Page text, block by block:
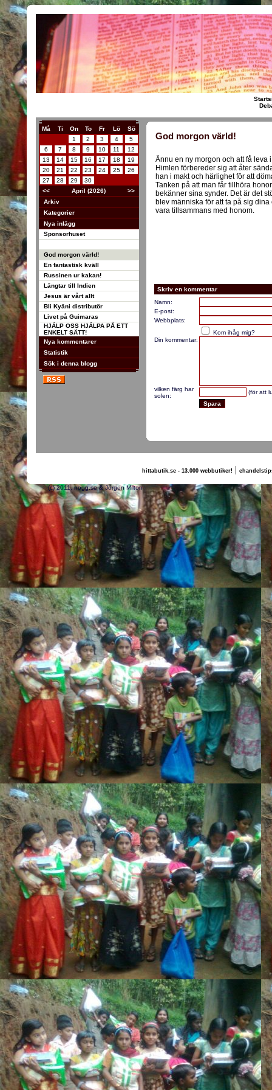
Må Ti On To Fr Lö
Sö
1
2 3 4
5
6
7 8 9 10 11
12
13
14 15 16 17 18
19
20
21 22 23 24 25
26
27
28 29
30
<<
April (2026)
>>
Arkiv
Kategorier
Nya inlägg
Sponsorhuset
God morgon värld!
En fantastisk kväll
Russinen ur kakan!
Längtar till Indien
Jesus är vårt allt
Bli Kyäni distributör
Livet på Guimaras
HJÄLP OSS HJÄLPA PÅ ETT
ENKELT SÄTT!
Nya kommentarer
Statistik
Sök i denna blogg
God morgon värld!
Ännu en ny morgon och att få leva
Himlen förbereder sig att åter
han i makt och härlighet för att
Tanken på att man får tillhöra
bekänner sina synder. Det är det
blev människa för att ta på sig
vara tillsammans med honom.
Skriv en kommentar
Namn:
E-post:
Webbplats:
Kom ihåg mig?
Din kommentar:
vilken färg har
solen:
(för att
hittabutik.se - 13.000 webbutiker!|
(c) 2011, nogg.se & Jörgen Milton